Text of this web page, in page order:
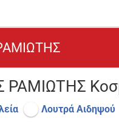
Λουτρά Αιδηψού